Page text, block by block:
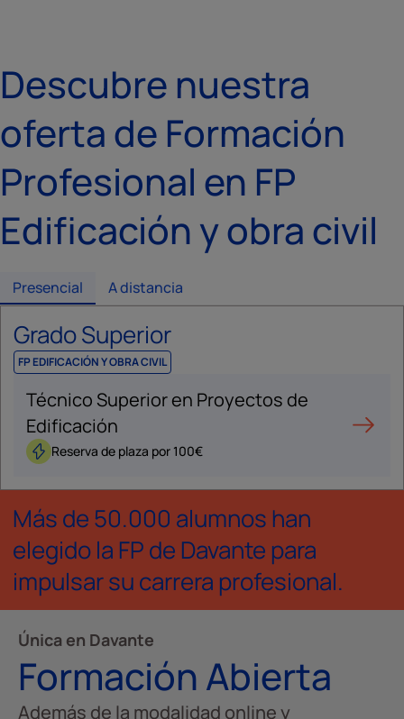
Descubre nuestra
oferta de Formación
Profesional en FP
Edificación y obra civil
Presencial A distancia
Grado Superior
FP EDIFICACIÓN Y OBRA CIVIL
Técnico Superior en Proyectos de
Edificación
Reserva de plaza por 100€
Más de 50.000 alumnos han
elegido la FP de Davante para
impulsar su carrera profesional.
Única en Davante
Formación Abierta
Además de la modalidad online y